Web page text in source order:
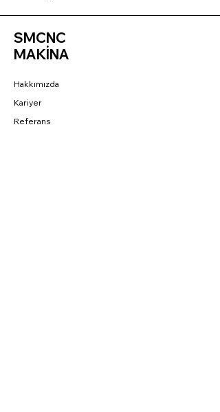
SMCNC
MAKİNA
Hakkımızda
Kariyer
Referans